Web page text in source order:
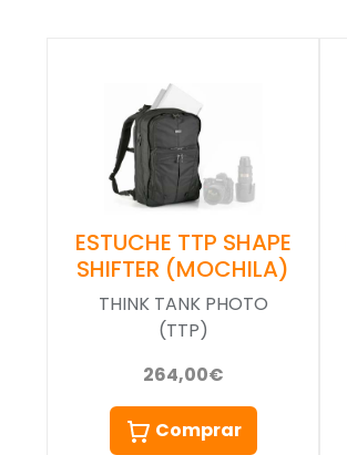
ESTUCHE TTP SHAPE
SHIFTER (MOCHILA)
THINK TANK PHOTO
(TTP)
264,00€
Comprar